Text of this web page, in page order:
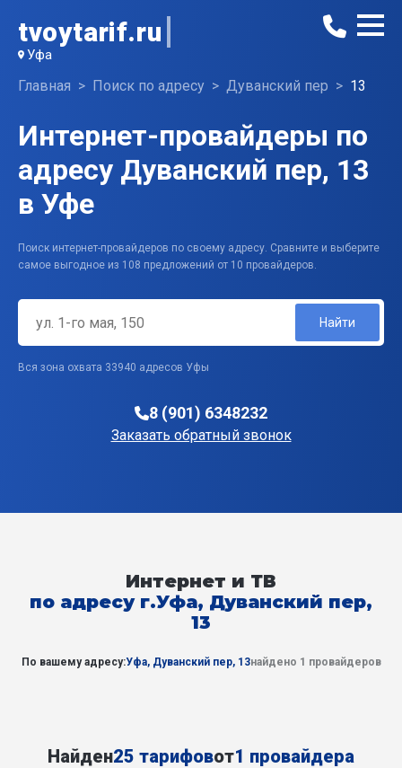
tvoytarif.ru
Уфа
Главная Поиск по адресу Дуванский пер 13
Интернет-провайдеры по
адресу Дуванский пер, 13
в Уфе
Поиск интернет-провайдеров по своему адресу. Сравните и выберите
самое выгодное из 108 предложений от 10 провайдеров.
Найти
Вся зона охвата 33940 адресов Уфы
8 (901) 6348232
Заказать обратный звонок
Интернет и ТВ
по адресу г.Уфа, Дуванский пер,
13
По вашему адресу:Уфа, Дуванский пер, 13найдено 1 провайдеров
Найден25 тарифовот1 провайдера